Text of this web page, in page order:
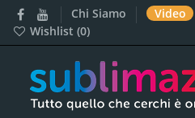
Chi Siamo Video
Wishlist (0)